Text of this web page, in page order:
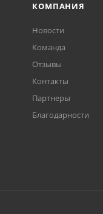
КОМПАНИЯ
Новости
Команда
Отзывы
Контакты
Партнеры
Благодарности